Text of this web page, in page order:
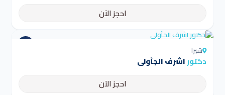
احجز الآن
شبرا
دكتوراشرف الجأولى
احجز الآن